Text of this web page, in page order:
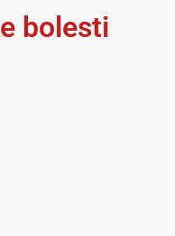
bolesti